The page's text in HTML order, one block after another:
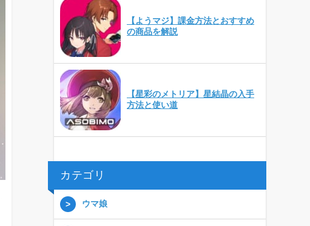
【ようマジ】課金方法とおすすめ
の商品を解説
【星彩のメトリア】星結晶の入手
方法と使い道
カテゴリ
ウマ娘